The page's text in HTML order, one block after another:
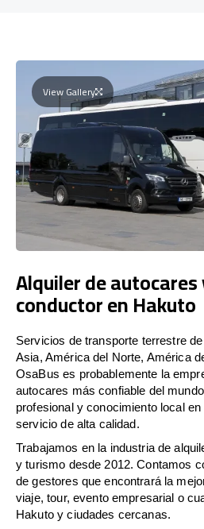
View Gallery
Alquiler de
conductor en Hakuto
Servicios de transporte terrestre
Asia, América del Norte, América
OsaBus es probablemente la
autocares más confiable del
profesional y conocimiento local
servicio de alta calidad.
Trabajamos en la industria de
y turismo desde 2012. Contamos
de gestores que encontrará la
viaje, tour, evento empresarial o
Hakuto y ciudades cercanas.